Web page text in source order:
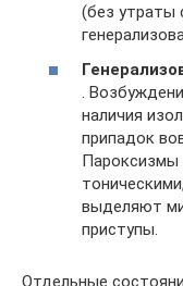
(без утраты
.
наличия
припадок
Пароксизмы
выделяют
приступы.
Отдельные